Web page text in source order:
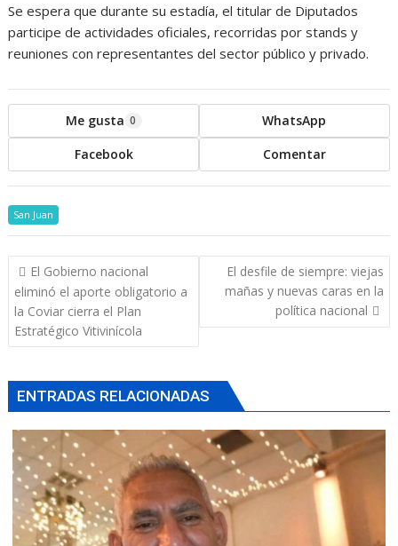
Se espera que durante su estadía, el titular de Diputados
participe de actividades oficiales, recorridas por stands y
reuniones con representantes del sector público y privado.
Me gusta 0
WhatsApp
Facebook
Comentar
San Juan
Navegación
de
entradas
El Gobierno nacional
eliminó el aporte obligatorio a
la Coviar cierra el Plan
Estratégico Vitivinícola
El desfile de siempre: viejas
mañas y nuevas caras en la
política nacional
ENTRADAS RELACIONADAS